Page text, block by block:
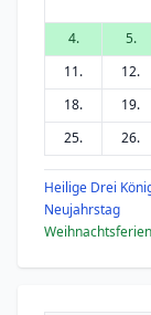
4.
5.
11.
12.
18.
19.
25.
26.
Heilige Drei
Neujahrstag